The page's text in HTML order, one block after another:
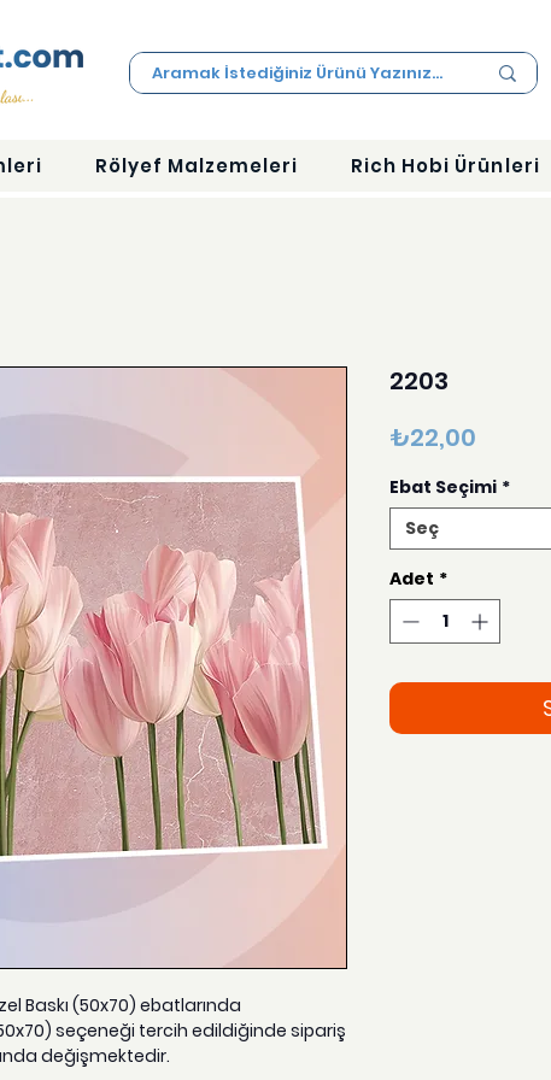
Rölyef Malzemeleri Rich Hobi Ürünleri
Baskı (50x70) ebatlarında
seçeneği tercih edildiğinde sipariş
değişmektedir.
2203
₺22,00
Ebat Seçimi *
Seç
Adet *